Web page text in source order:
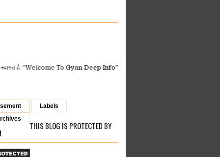
ToGyan Deep Info”DPI Orders
Labels
THIS BLOG IS PROTECTED BY